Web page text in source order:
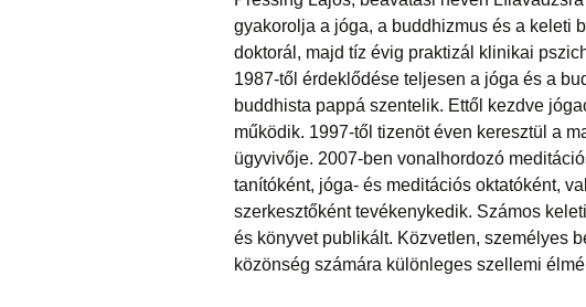
gyakorolja a jóga, a buddhizmus és a keleti
doktorál, majd tíz évig praktizál klinikai
1987-től érdeklődése teljesen a jóga és a
buddhista pappá szentelik. Ettől kezdve
működik. 1997-től tizenöt éven keresztül a
ügyvivője. 2007-ben vonalhordozó
tanítóként, jóga- és meditációs oktatóként,
szerkesztőként tevékenykedik. Számos
és könyvet publikált. Közvetlen, személyes
közönség számára különleges szellemi